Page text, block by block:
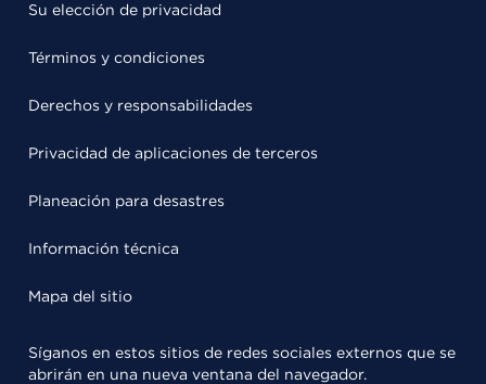
Su elección de privacidad
Términos y condiciones
Derechos y responsabilidades
Privacidad de aplicaciones de terceros
Planeación para desastres
Información técnica
Mapa del sitio
Síganos en estos sitios de redes sociales externos que se
abrirán en una nueva ventana del navegador.